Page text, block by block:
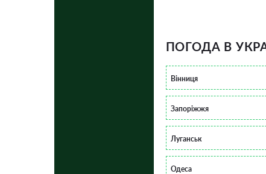
ПОГОДА В
Вінниця
Запоріжжя
Луганськ
Одеса